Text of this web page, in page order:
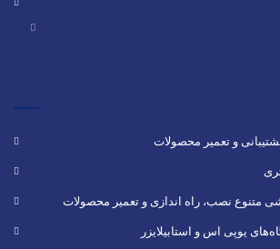
و تعمیر محصولات
متنوع نصب، راه اندازی و تعمیر محصولات
یوپی اس و استابیلایزر